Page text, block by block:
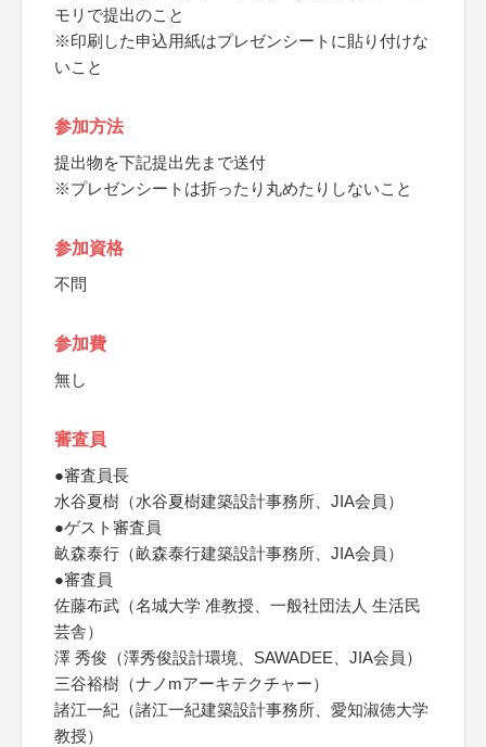
モリで提出のこと
※印刷した申込用紙はプレゼンシートに貼り付けな
いこと
参加方法
提出物を下記提出先まで送付
※プレゼンシートは折ったり丸めたりしないこと
参加資格
不問
参加費
無し
審査員
●審査員長
水谷夏樹（水谷夏樹建築設計事務所、JIA会員）
●ゲスト審査員
畝森泰行（畝森泰行建築設計事務所、JIA会員）
●審査員
佐藤布武（名城大学 准教授、一般社団法人 生活民
芸舎）
澤 秀俊（澤秀俊設計環境、SAWADEE、JIA会員）
三谷裕樹（ナノmアーキテクチャー）
諸江一紀（諸江一紀建築設計事務所、愛知淑徳大学
教授）